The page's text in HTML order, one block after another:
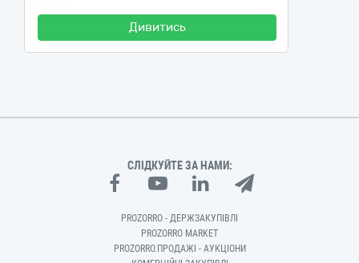
Дивитись
СЛІДКУЙТЕ ЗА НАМИ:
PROZORRO - ДЕРЖЗАКУПІВЛІ
PROZORRO MARKET
PROZORRO.ПРОДАЖІ - АУКЦІОНИ